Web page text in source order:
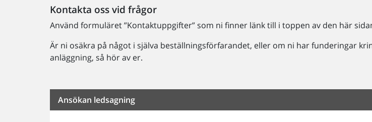
Kontakta oss vid frågor
Använd formuläret ”Kontaktuppgifter” som ni finner länk till i toppen av den här
Är ni osäkra på något i själva beställningsförfarandet, eller om ni har funderingar
anläggning, så hör av er.
Ansökan ledsagning